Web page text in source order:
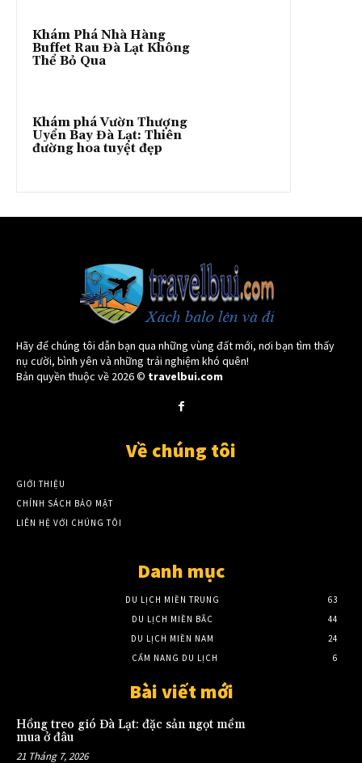
Khám Phá Nhà Hàng
Buffet Rau Đà Lạt Không
Thể Bỏ Qua
Khám phá Vườn Thượng
Uyển Bay Đà Lạt: Thiên
đường hoa tuyệt đẹp
Hãy để chúng tôi dẫn bạn qua những vùng đất mới, nơi bạn tìm thấy
nụ cười, bình yên và những trải nghiệm khó quên!
Bản quyền thuộc về 2026 © travelbui.com
Về chúng tôi
GIỚI THIỆU
CHÍNH SÁCH BẢO MẬT
LIÊN HỆ VỚI CHÚNG TÔI
Danh mục
DU LỊCH MIỀN TRUNG
63
DU LỊCH MIỀN BẮC
44
DU LỊCH MIỀN NAM
24
CẨM NANG DU LỊCH
6
Bài viết mới
Hồng treo gió Đà Lạt: đặc sản ngọt mềm
mua ở đâu
21 Tháng 7, 2026